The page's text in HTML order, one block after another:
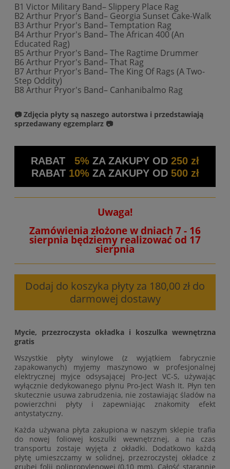
B1 Victor Military Band– Slippery Place Rag
B2 Arthur Pryor's Band– Georgia Sunset Cake-Walk
B3 Arthur Pryor's Band– Temptation Rag
B4 Arthur Pryor's Band– The African 400 (An
Educated Rag)
B5 Arthur Pryor's Band– The Ragtime Drummer
B6 Arthur Pryor's Band– That Rag
B7 Arthur Pryor's Band– The King Of Rags (A Two-
Step Oddity)
B8 Arthur Pryor's Band– Canhanibalmo Rag
📷 Zdjęcia płyty są naszego autorstwa i przedstawiają
sprzedawany egzemplarz 📷
RABAT 5% ZA ZAKUPY OD 250 zł
RABAT 10%ZA ZAKUPY OD 500 zł
Uwaga!
Zamówienia złożone w dniach 7 - 16
sierpnia będziemy realizować od 17
sierpnia
Dodaj do koszyka płyty za 180,00 zł do
darmowej dostawy
Mycie, przezroczysta okładka i koszulka wewnętrzna
gratis
Wszystkie płyty winylowe (z wyjątkiem fabrycznie
zapakowanych) myjemy maszynowo w profesjonalnej
elektrycznej myjce odsysającej Pro-Ject VC-S, używając
wyłącznie dedykowanego płynu Pro-Ject Wash It. Płyn ten
skutecznie usuwa zabrudzenia, nie zostawiając śladów na
powierzchni płyty i zapewniając znakomity efekt
antystatyczny.
Każda używana płyta zakupiona w naszym sklepie trafia
do nowej foliowej koszulki wewnętrznej, a na czas
transportu zostaje wyjęta z okładki. Dodatkowo każdą
płytę umieszczamy w solidnej, przezroczystej okładce z
grubej folii polipropylenowej (0,10 mm). Całość starannie